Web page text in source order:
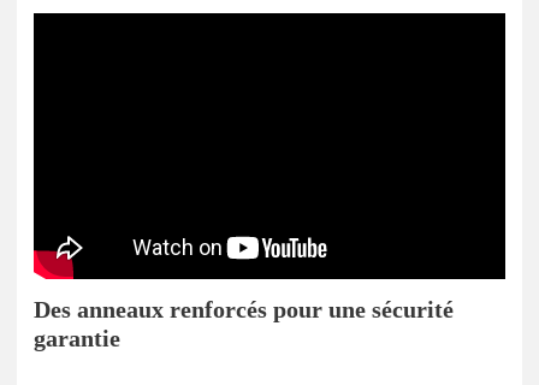
Des anneaux renforcés pour une sécurité
garantie